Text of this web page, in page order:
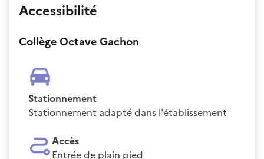
Accessibilité
Collège Octave Gachon
Stationnement
Stationnement adapté dans l'établissement
Accès
Entrée de plain pied